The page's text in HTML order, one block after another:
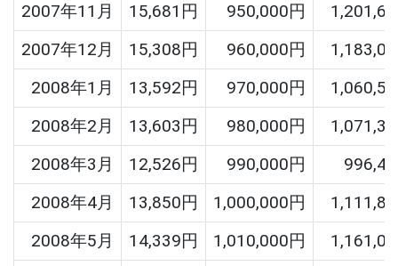
2007年11月
15,681円 950,000円
2007年12月
15,308円 960,000円
2008年1月
13,592円 970,000円
2008年2月
13,603円 980,000円
2008年3月
12,526円 990,000円
2008年4月
13,850円 1,000,000円
2008年5月
14,339円 1,010,000円